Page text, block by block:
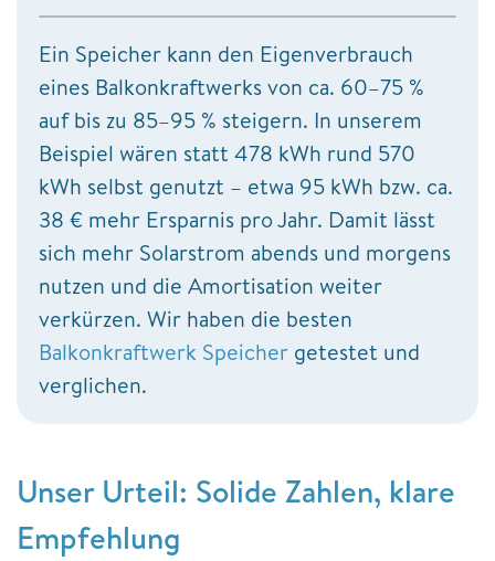
Ein Speicher kann den Eigenverbrauch
eines Balkonkraftwerks von ca. 60–75 %
auf bis zu 85–95 % steigern. In unserem
Beispiel wären statt 478 kWh rund 570
kWh selbst genutzt – etwa 95 kWh bzw. ca.
38 € mehr Ersparnis pro Jahr. Damit lässt
sich mehr Solarstrom abends und morgens
nutzen und die Amortisation weiter
verkürzen. Wir haben die besten
Balkonkraftwerk Speicher getestet und
verglichen.
Unser Urteil: Solide Zahlen, klare
Empfehlung